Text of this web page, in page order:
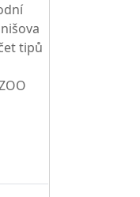
tipů